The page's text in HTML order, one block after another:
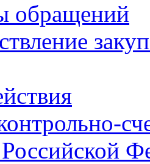
обращений
Российской